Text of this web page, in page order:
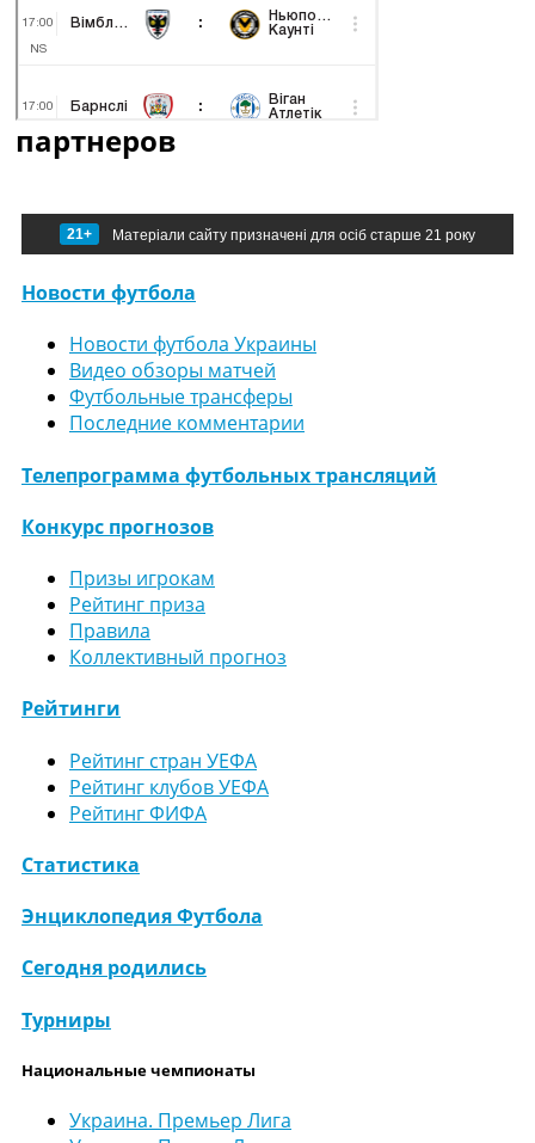
партнеров
21+ Матеріали сайту призначені для осіб старше 21 року
Новости футбола
Новости футбола Украины
Видео обзоры матчей
Футбольные трансферы
Последние комментарии
Телепрограмма футбольных трансляций
Конкурс прогнозов
Призы игрокам
Рейтинг приза
Правила
Коллективный прогноз
Рейтинги
Рейтинг стран УЕФА
Рейтинг клубов УЕФА
Рейтинг ФИФА
Статистика
Энциклопедия Футбола
Сегодня родились
Турниры
Национальные чемпионаты
Украина. Премьер Лига